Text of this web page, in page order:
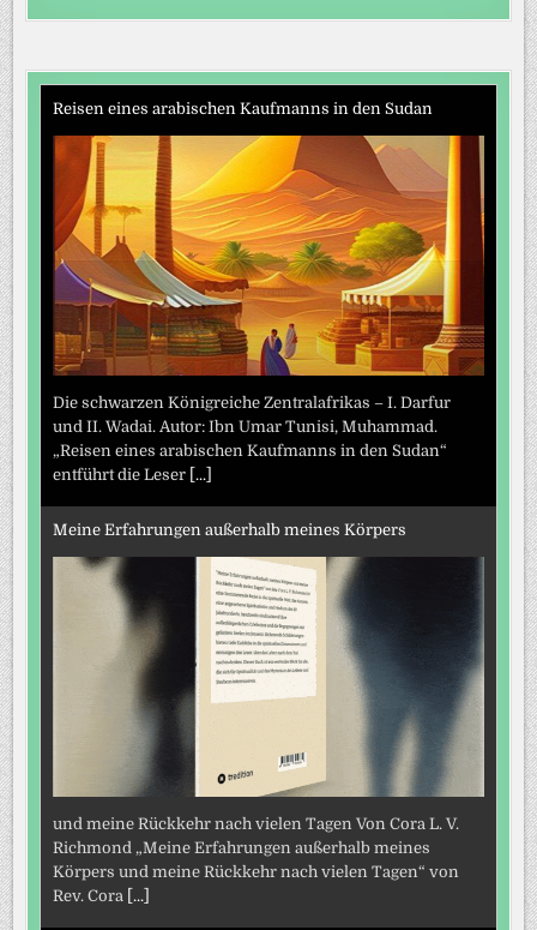
Reisen eines arabischen Kaufmanns in den Sudan
Die schwarzen Königreiche Zentralafrikas – I. Darfur
und II. Wadai. Autor: Ibn Umar Tunisi, Muhammad.
„Reisen eines arabischen Kaufmanns in den Sudan“
entführt die Leser [...]
Meine Erfahrungen außerhalb meines Körpers
und meine Rückkehr nach vielen Tagen Von Cora L. V.
Richmond „Meine Erfahrungen außerhalb meines
Körpers und meine Rückkehr nach vielen Tagen“ von
Rev. Cora [...]